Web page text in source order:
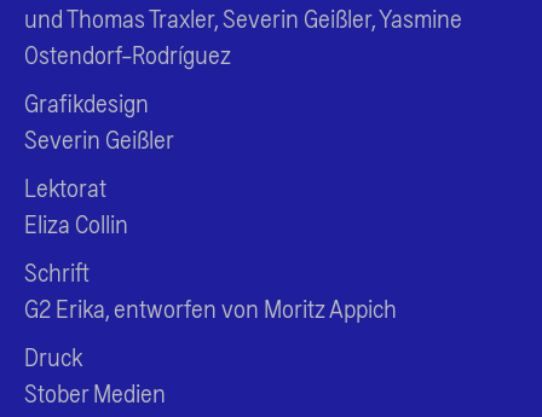
und Thomas Traxler, Severin Geißler, Yasmine
Ostendorf-Rodríguez
Grafikdesign
Severin Geißler
Lektorat
Eliza Collin
Schrift
G2 Erika, entworfen von Moritz Appich
Druck
Stober Medien